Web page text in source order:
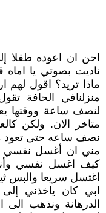
احن ان اعوده
ناديت بصوتي يا اماه
ماذا تريد؟ اقول لهم
منزلنافي الحافة
لنصف ساعة ووقتها
متاخر الان. ولكن
نصف ساعه حتى تعود
مني ان أغسل نفسي
كيف اغسل نفسي
اغتسل سريعا والبس
ابي كان ياخذني
الدرهانة ونذهب الى